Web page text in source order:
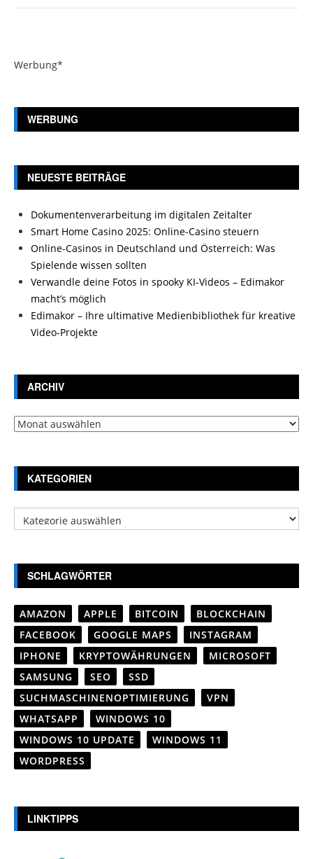
Werbung*
WERBUNG
NEUESTE BEITRÄGE
Dokumentenverarbeitung im digitalen Zeitalter
Smart Home Casino 2025: Online-Casino steuern
Online-Casinos in Deutschland und Österreich: Was
Spielende wissen sollten
Verwandle deine Fotos in spooky KI-Videos – Edimakor
macht’s möglich
Edimakor – Ihre ultimative Medienbibliothek für kreative
Video-Projekte
ARCHIV
Archiv
KATEGORIEN
Kategorien
SCHLAGWÖRTER
AMAZON APPLE BITCOIN
BLOCKCHAIN
FACEBOOK
GOOGLE MAPS
INSTAGRAM
IPHONE
KRYPTOWÄHRUNGEN
MICROSOFT
SAMSUNG
SEO
SSD
SUCHMASCHINENOPTIMIERUNG
VPN
WHATSAPP
WINDOWS 10
WINDOWS 10 UPDATE
WINDOWS 11
WORDPRESS
LINKTIPPS